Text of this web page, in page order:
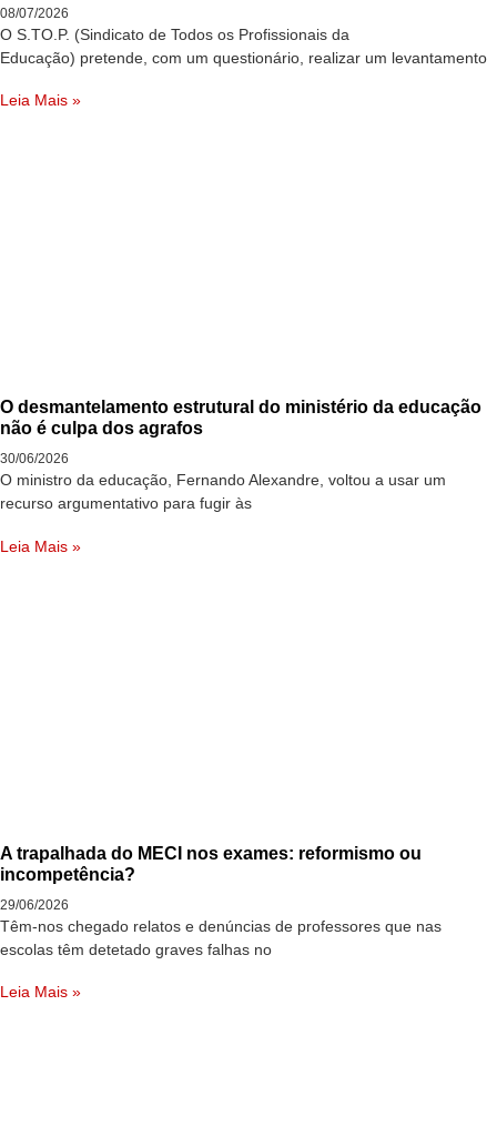
08/07/2026
O S.TO.P. (Sindicato de Todos os Profissionais da
Educação) pretende, com um questionário, realizar um levantamento
Leia Mais »
O desmantelamento estrutural do ministério da educação
não é culpa dos agrafos
30/06/2026
O ministro da educação, Fernando Alexandre, voltou a usar um
recurso argumentativo para fugir às
Leia Mais »
A trapalhada do MECI nos exames: reformismo ou
incompetência?
29/06/2026
Têm-nos chegado relatos e denúncias de professores que nas
escolas têm detetado graves falhas no
Leia Mais »